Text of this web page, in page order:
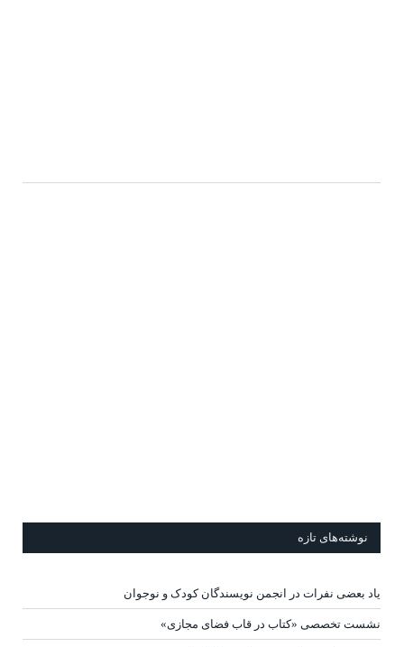
نوشته‌های تازه
یاد بعضی نفرات در انجمن نویسندگان کودک و نوجوان
نشست تخصصی «کتاب در قاب فضای مجازی»